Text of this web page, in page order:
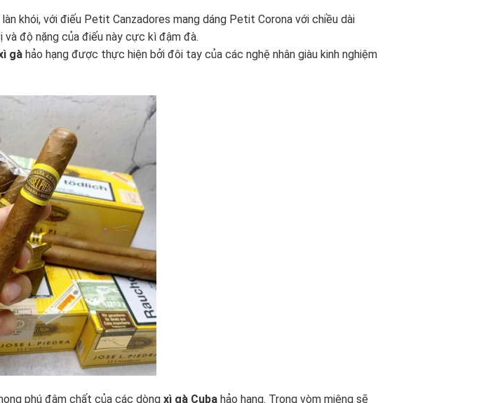
khói, với điếu Petit Canzadores mang dáng Petit Corona với chiều dài
độ nặng của điếu này cực kì đậm đà.
gà hảo hạng được thực hiện bởi đôi tay của các nghệ nhân giàu kinh nghiệm
phú đậm chất của các dòng xì gà Cuba hảo hạng. Trong vòm miệng sẽ